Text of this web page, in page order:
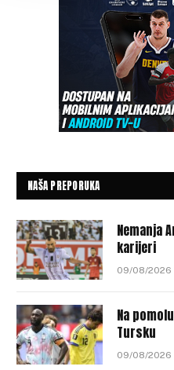
NAŠA PREPORUKA
Nemanja
karijeri
09/08/2026
Na
Tursku
09/08/2026